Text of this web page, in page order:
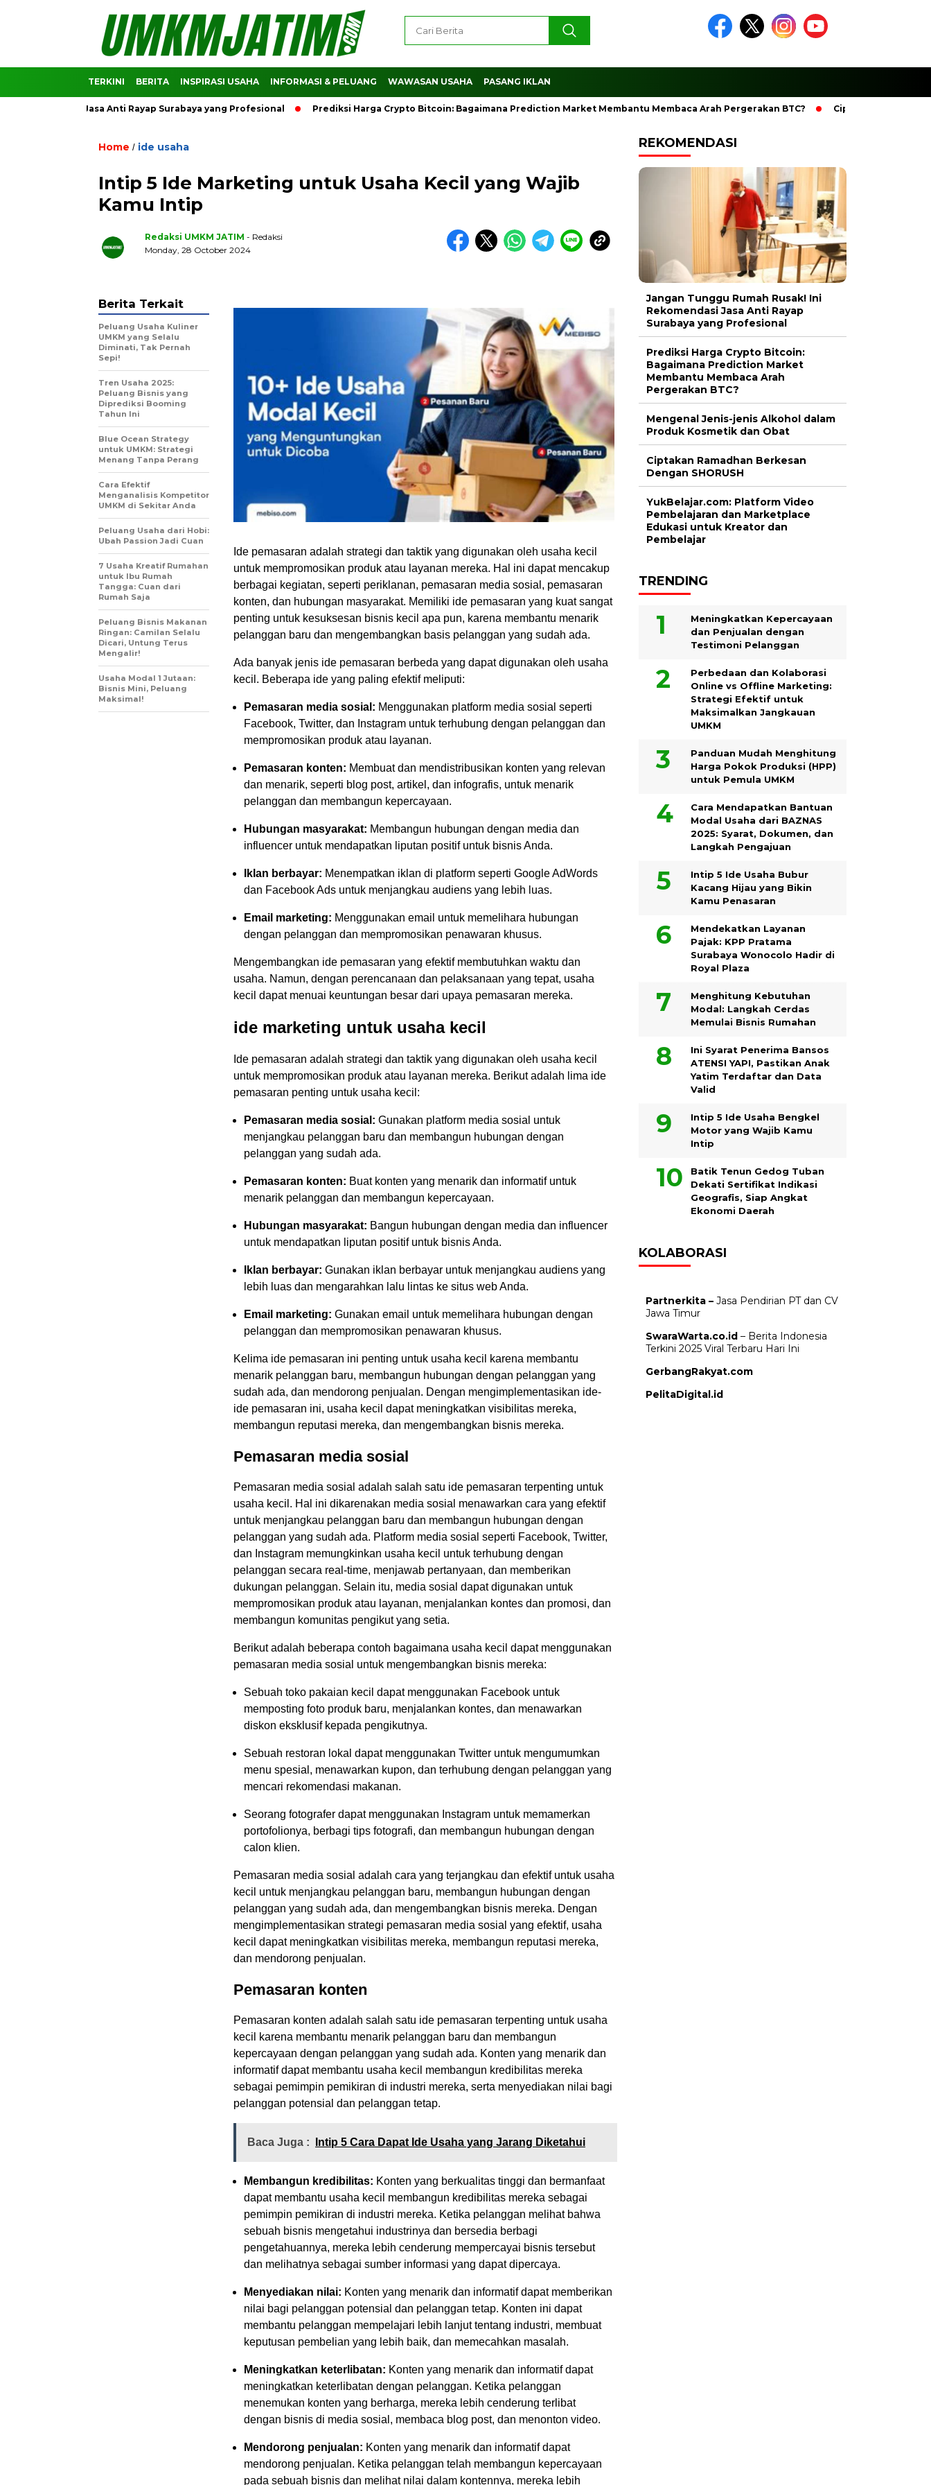
TERKINI BERITA INSPIRASI USAHA INFORMASI & PELUANG WAWASAN USAHA PASANG IKLAN
Jasa Anti Rayap Surabaya yang Profesional Prediksi Harga Crypto Bitcoin: Bagaimana Prediction Market Membantu Membaca Arah Pergerakan BTC? Ciptakan Ramadhan
Home / ide usaha
Intip 5 Ide Marketing untuk Usaha Kecil yang Wajib
Kamu Intip
Redaksi UMKM JATIM - Redaksi
Monday, 28 October 2024
Ide pemasaran adalah strategi dan taktik yang digunakan oleh usaha kecil
untuk mempromosikan produk atau layanan mereka. Hal ini dapat mencakup
berbagai kegiatan, seperti periklanan, pemasaran media sosial, pemasaran
konten, dan hubungan masyarakat. Memiliki ide pemasaran yang kuat sangat
penting untuk kesuksesan bisnis kecil apa pun, karena membantu menarik
pelanggan baru dan mengembangkan basis pelanggan yang sudah ada.
Ada banyak jenis ide pemasaran berbeda yang dapat digunakan oleh usaha
kecil. Beberapa ide yang paling efektif meliputi:
Pemasaran media sosial: Menggunakan platform media sosial seperti
Facebook, Twitter, dan Instagram untuk terhubung dengan pelanggan dan
mempromosikan produk atau layanan.
Pemasaran konten: Membuat dan mendistribusikan konten yang relevan
dan menarik, seperti blog post, artikel, dan infografis, untuk menarik
pelanggan dan membangun kepercayaan.
Hubungan masyarakat: Membangun hubungan dengan media dan
influencer untuk mendapatkan liputan positif untuk bisnis Anda.
Iklan berbayar: Menempatkan iklan di platform seperti Google AdWords
dan Facebook Ads untuk menjangkau audiens yang lebih luas.
Email marketing: Menggunakan email untuk memelihara hubungan
dengan pelanggan dan mempromosikan penawaran khusus.
Mengembangkan ide pemasaran yang efektif membutuhkan waktu dan
usaha. Namun, dengan perencanaan dan pelaksanaan yang tepat, usaha
kecil dapat menuai keuntungan besar dari upaya pemasaran mereka.
ide marketing untuk usaha kecil
Ide pemasaran adalah strategi dan taktik yang digunakan oleh usaha kecil
untuk mempromosikan produk atau layanan mereka. Berikut adalah lima ide
pemasaran penting untuk usaha kecil:
Pemasaran media sosial: Gunakan platform media sosial untuk
menjangkau pelanggan baru dan membangun hubungan dengan
pelanggan yang sudah ada.
Pemasaran konten: Buat konten yang menarik dan informatif untuk
menarik pelanggan dan membangun kepercayaan.
Hubungan masyarakat: Bangun hubungan dengan media dan influencer
untuk mendapatkan liputan positif untuk bisnis Anda.
Iklan berbayar: Gunakan iklan berbayar untuk menjangkau audiens yang
lebih luas dan mengarahkan lalu lintas ke situs web Anda.
Email marketing: Gunakan email untuk memelihara hubungan dengan
pelanggan dan mempromosikan penawaran khusus.
Kelima ide pemasaran ini penting untuk usaha kecil karena membantu
menarik pelanggan baru, membangun hubungan dengan pelanggan yang
sudah ada, dan mendorong penjualan. Dengan mengimplementasikan ide-
ide pemasaran ini, usaha kecil dapat meningkatkan visibilitas mereka,
membangun reputasi mereka, dan mengembangkan bisnis mereka.
Pemasaran media sosial
Pemasaran media sosial adalah salah satu ide pemasaran terpenting untuk
usaha kecil. Hal ini dikarenakan media sosial menawarkan cara yang efektif
untuk menjangkau pelanggan baru dan membangun hubungan dengan
pelanggan yang sudah ada. Platform media sosial seperti Facebook, Twitter,
dan Instagram memungkinkan usaha kecil untuk terhubung dengan
pelanggan secara real-time, menjawab pertanyaan, dan memberikan
dukungan pelanggan. Selain itu, media sosial dapat digunakan untuk
mempromosikan produk atau layanan, menjalankan kontes dan promosi, dan
membangun komunitas pengikut yang setia.
Berikut adalah beberapa contoh bagaimana usaha kecil dapat menggunakan
pemasaran media sosial untuk mengembangkan bisnis mereka:
Sebuah toko pakaian kecil dapat menggunakan Facebook untuk
memposting foto produk baru, menjalankan kontes, dan menawarkan
diskon eksklusif kepada pengikutnya.
Sebuah restoran lokal dapat menggunakan Twitter untuk mengumumkan
menu spesial, menawarkan kupon, dan terhubung dengan pelanggan yang
mencari rekomendasi makanan.
Seorang fotografer dapat menggunakan Instagram untuk memamerkan
portofolionya, berbagi tips fotografi, dan membangun hubungan dengan
calon klien.
Pemasaran media sosial adalah cara yang terjangkau dan efektif untuk usaha
kecil untuk menjangkau pelanggan baru, membangun hubungan dengan
pelanggan yang sudah ada, dan mengembangkan bisnis mereka. Dengan
mengimplementasikan strategi pemasaran media sosial yang efektif, usaha
kecil dapat meningkatkan visibilitas mereka, membangun reputasi mereka,
dan mendorong penjualan.
Pemasaran konten
Pemasaran konten adalah salah satu ide pemasaran terpenting untuk usaha
kecil karena membantu menarik pelanggan baru dan membangun
kepercayaan dengan pelanggan yang sudah ada. Konten yang menarik dan
informatif dapat membantu usaha kecil membangun kredibilitas mereka
sebagai pemimpin pemikiran di industri mereka, serta menyediakan nilai bagi
pelanggan potensial dan pelanggan tetap.
Baca Juga : Intip 5 Cara Dapat Ide Usaha yang Jarang Diketahui
Membangun kredibilitas: Konten yang berkualitas tinggi dan bermanfaat
dapat membantu usaha kecil membangun kredibilitas mereka sebagai
pemimpin pemikiran di industri mereka. Ketika pelanggan melihat bahwa
sebuah bisnis mengetahui industrinya dan bersedia berbagi
pengetahuannya, mereka lebih cenderung mempercayai bisnis tersebut
dan melihatnya sebagai sumber informasi yang dapat dipercaya.
Menyediakan nilai: Konten yang menarik dan informatif dapat memberikan
nilai bagi pelanggan potensial dan pelanggan tetap. Konten ini dapat
membantu pelanggan mempelajari lebih lanjut tentang industri, membuat
keputusan pembelian yang lebih baik, dan memecahkan masalah.
Meningkatkan keterlibatan: Konten yang menarik dan informatif dapat
meningkatkan keterlibatan dengan pelanggan. Ketika pelanggan
menemukan konten yang berharga, mereka lebih cenderung terlibat
dengan bisnis di media sosial, membaca blog post, dan menonton video.
Mendorong penjualan: Konten yang menarik dan informatif dapat
mendorong penjualan. Ketika pelanggan telah membangun kepercayaan
pada sebuah bisnis dan melihat nilai dalam kontennya, mereka lebih
Berita Terkait
Peluang Usaha Kuliner
UMKM yang Selalu
Diminati, Tak Pernah
Sepi!
Tren Usaha 2025:
Peluang Bisnis yang
Diprediksi Booming
Tahun Ini
Blue Ocean Strategy
untuk UMKM: Strategi
Menang Tanpa Perang
Cara Efektif
Menganalisis Kompetitor
UMKM di Sekitar Anda
Peluang Usaha dari Hobi:
Ubah Passion Jadi Cuan
7 Usaha Kreatif Rumahan
untuk Ibu Rumah
Tangga: Cuan dari
Rumah Saja
Peluang Bisnis Makanan
Ringan: Camilan Selalu
Dicari, Untung Terus
Mengalir!
Usaha Modal 1 Jutaan:
Bisnis Mini, Peluang
Maksimal!
REKOMENDASI
Jangan Tunggu Rumah Rusak! Ini
Rekomendasi Jasa Anti Rayap
Surabaya yang Profesional
Prediksi Harga Crypto Bitcoin:
Bagaimana Prediction Market
Membantu Membaca Arah
Pergerakan BTC?
Mengenal Jenis-jenis Alkohol dalam
Produk Kosmetik dan Obat
Ciptakan Ramadhan Berkesan
Dengan SHORUSH
YukBelajar.com: Platform Video
Pembelajaran dan Marketplace
Edukasi untuk Kreator dan
Pembelajar
TRENDING
Meningkatkan Kepercayaan
dan Penjualan dengan
Testimoni Pelanggan
Perbedaan dan Kolaborasi
Online vs Offline Marketing:
Strategi Efektif untuk
Maksimalkan Jangkauan
UMKM
Panduan Mudah Menghitung
Harga Pokok Produksi (HPP)
untuk Pemula UMKM
Cara Mendapatkan Bantuan
Modal Usaha dari BAZNAS
2025: Syarat, Dokumen, dan
Langkah Pengajuan
Intip 5 Ide Usaha Bubur
Kacang Hijau yang Bikin
Kamu Penasaran
Mendekatkan Layanan
Pajak: KPP Pratama
Surabaya Wonocolo Hadir di
Royal Plaza
Menghitung Kebutuhan
Modal: Langkah Cerdas
Memulai Bisnis Rumahan
Ini Syarat Penerima Bansos
ATENSI YAPI, Pastikan Anak
Yatim Terdaftar dan Data
Valid
Intip 5 Ide Usaha Bengkel
Motor yang Wajib Kamu
Intip
Batik Tenun Gedog Tuban
Dekati Sertifikat Indikasi
Geografis, Siap Angkat
Ekonomi Daerah
KOLABORASI
Partnerkita – Jasa Pendirian PT dan CV
Jawa Timur
SwaraWarta.co.id – Berita Indonesia
Terkini 2025 Viral Terbaru Hari Ini
GerbangRakyat.com
PelitaDigital.id